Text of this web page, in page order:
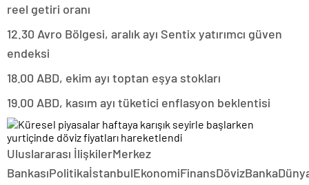
reel getiri oranı
12.30 Avro Bölgesi, aralık ayı Sentix yatırımcı güven
endeksi
18.00 ABD, ekim ayı toptan eşya stokları
19.00 ABD, kasım ayı tüketici enflasyon beklentisi
Uluslararası İlişkilerMerkez